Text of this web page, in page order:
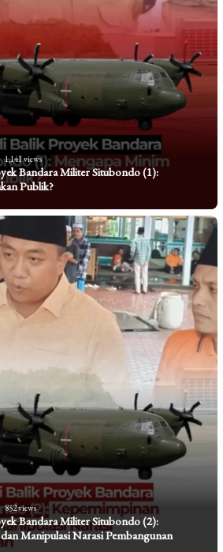
1,141 views
Bandara Militer Situbondo (1):
Publik?
852 views
Bandara Militer Situbondo (2):
Manipulasi Narasi Pembangunan